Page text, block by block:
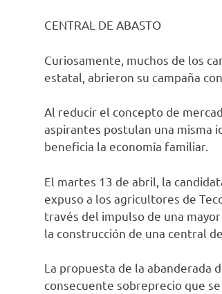
CENTRAL DE ABASTO
Curiosamente, muchos de los
estatal, abrieron su campaña
Al reducir el concepto de
aspirantes postulan una misma
beneficia la economía familiar.
El martes 13 de abril, la
expuso a los agricultores de
través del impulso de una
la construcción de una central
La propuesta de la abanderada
consecuente sobreprecio que